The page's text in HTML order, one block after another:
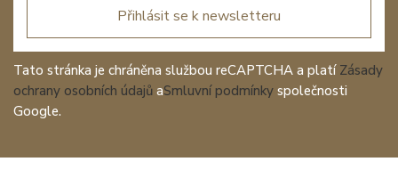
Přihlásit se k newsletteru
Tato stránka je chráněna službou reCAPTCHA a platí Zásady
ochrany osobních údajů aSmluvní podmínky společnosti
Google.